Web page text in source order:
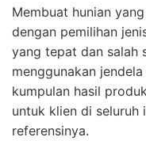
Membuat hunian
dengan pemilihan
yang tepat dan salah
menggunakan
kumpulan hasil
untuk klien di seluruh
referensinya.